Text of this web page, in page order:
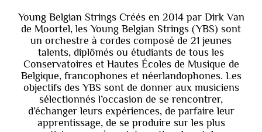
Young Belgian Strings Créés en 2014 par Dirk Van
de Moortel, les Young Belgian Strings (YBS) sont
un orchestre à cordes composé de 21 jeunes
talents, diplômés ou étudiants de tous les
Conservatoires et Hautes Écoles de Musique de
Belgique, francophones et néerlandophones. Les
objectifs des YBS sont de donner aux musiciens
sélectionnés l’occasion de se rencontrer,
d’échanger leurs expériences, de parfaire leur
apprentissage, de se produire sur les plus